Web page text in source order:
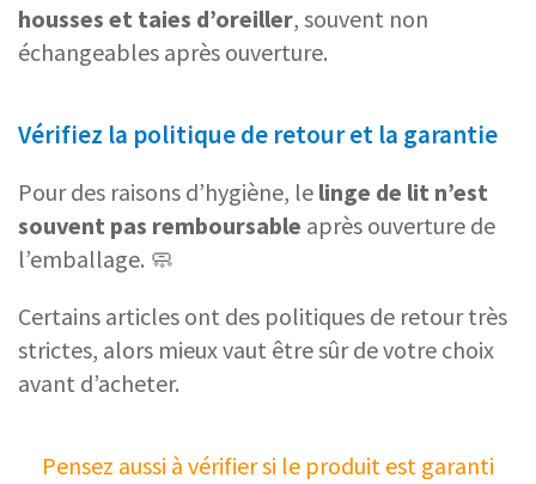
housses et taies d’oreiller, souvent non
échangeables après ouverture.
Vérifiez la politique de retour et la garantie
Pour des raisons d’hygiène, le linge de lit n’est
souvent pas remboursable après ouverture de
l’emballage. 🧼
Certains articles ont des politiques de retour très
strictes, alors mieux vaut être sûr de votre choix
avant d’acheter.
Pensez aussi à vérifier si le produit est garanti